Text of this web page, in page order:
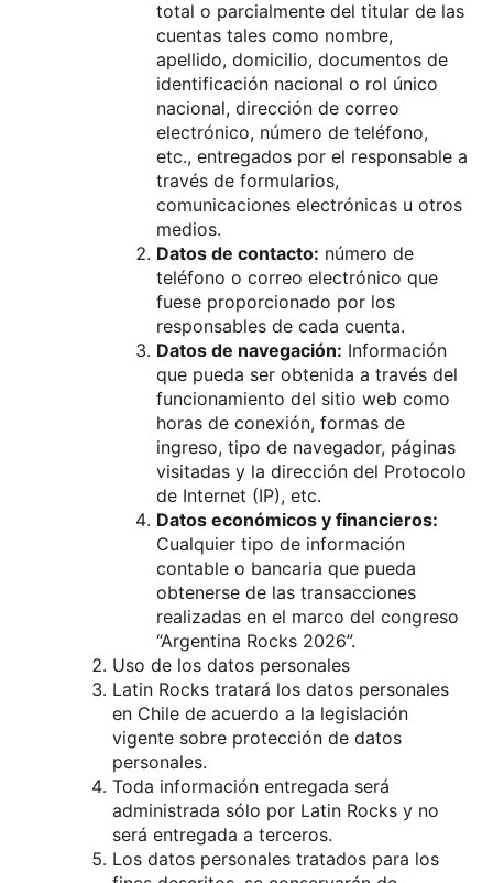
total o parcialmente del titular de las
cuentas tales como nombre,
apellido, domicilio, documentos de
identificación nacional o rol único
nacional, dirección de correo
electrónico, número de teléfono,
etc., entregados por el responsable a
través de formularios,
comunicaciones electrónicas u otros
medios.
Datos de contacto: número de
teléfono o correo electrónico que
fuese proporcionado por los
responsables de cada cuenta.
Datos de navegación: Información
que pueda ser obtenida a través del
funcionamiento del sitio web como
horas de conexión, formas de
ingreso, tipo de navegador, páginas
visitadas y la dirección del Protocolo
de Internet (IP), etc.
Datos económicos y financieros:
Cualquier tipo de información
contable o bancaria que pueda
obtenerse de las transacciones
realizadas en el marco del congreso
“Argentina Rocks 2026”.
Uso de los datos personales
Latin Rocks tratará los datos personales
en Chile de acuerdo a la legislación
vigente sobre protección de datos
personales.
Toda información entregada será
administrada sólo por Latin Rocks y no
será entregada a terceros.
Los datos personales tratados ​​para los